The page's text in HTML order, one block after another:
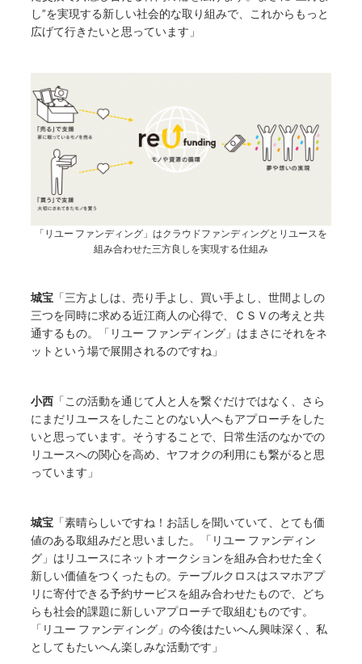
し”を実現する新しい社会的な取り組みで、これからもっと
広げて行きたいと思っています」
「リユー ファンディング」はクラウドファンディングとリユースを
組み合わせた三方良しを実現する仕組み
城宝 「三方よしは、売り手よし、買い手よし、世間よしの
三つを同時に求める近江商人の心得で、ＣＳＶの考えと共
通するもの。「リユー ファンディング」はまさにそれをネ
ットという場で展開されるのですね」
小西 「この活動を通じて人と人を繋ぐだけではなく、さら
にまだリユースをしたことのない人へもアプローチをした
いと思っています。そうすることで、日常生活のなかでの
リユースへの関心を高め、ヤフオクの利用にも繋がると思
っています」
城宝 「素晴らしいですね！お話しを聞いていて、とても価
値のある取組みだと思いました。「リユー ファンディン
グ」はリユースにネットオークションを組み合わせた全く
新しい価値をつくったもの。テーブルクロスはスマホアプ
リに寄付できる予約サービスを組み合わせたもので、どち
らも社会的課題に新しいアプローチで取組むものです。
「リユー ファンディング」の今後はたいへん興味深く、私
としてもたいへん楽しみな活動です」